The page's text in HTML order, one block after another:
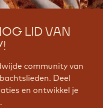
LID VAN
community van
Deel
en ontwikkel je